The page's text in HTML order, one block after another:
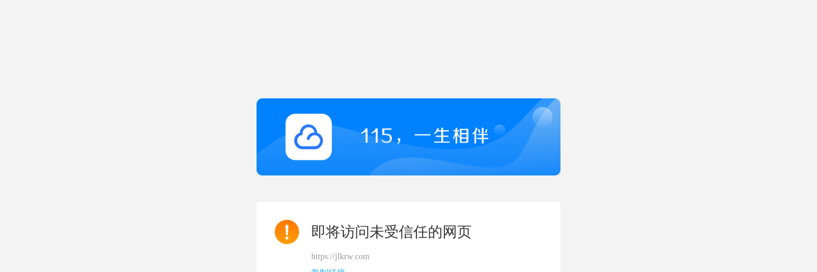
即将访问未受信任的网页
https://jlkrw.com